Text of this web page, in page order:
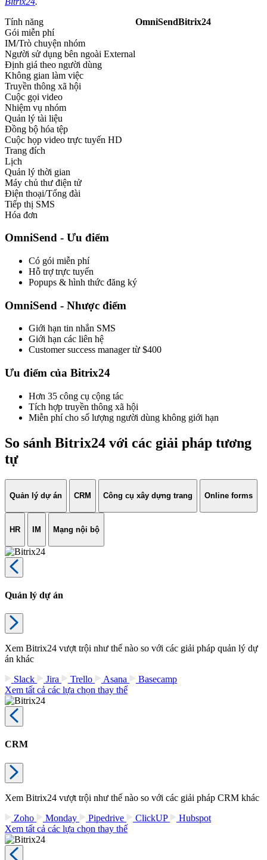
Tính năng
OmniSendBitrix24
Gói miễn phí
IM/Trò chuyện nhóm
Người sử dụng bên ngoài External
Định giá theo người dùng
Không gian làm việc
Truyền thông xã hội
Cuộc gọi video
Nhiệm vụ nhóm
Quản lý tài liệu
Đồng bộ hóa tệp
Cuộc họp video trực tuyến HD
Trang đích
Lịch
Quản lý thời gian
Máy chủ thư điện tử
Điện thoại/Tổng đài
Tiếp thị SMS
Hóa đơn
OmniSend - Ưu điểm
Có gói miễn phí
Hỗ trợ trực tuyến
Popups & hình thức đăng ký
OmniSend - Nhược điểm
Giới hạn tin nhắn SMS
Giới hạn các liên hệ
Customer success manager từ $400
Ưu điểm của Bitrix24
Hơn 35 công cụ cộng tác
Tích hợp truyền thông xã hội
Miễn phí cho số lượng người dùng không giới hạn
So sánh Bitrix24 với các giải pháp tương
tự
Quản lý dự án CRM Công cụ xây dựng trang Online forms
HR IM Mạng nội bộ
Quản lý dự án
Xem Bitrix24 vượt trội như thế nào so với các giải pháp quản lý dự
án khác
Slack
Jira Trello Asana
Basecamp
Xem tất cả các lựa chọn thay thế
CRM
Xem Bitrix24 vượt trội như thế nào so với các giải pháp CRM khác
Zoho
Monday Pipedrive ClickUP
Hubspot
Xem tất cả các lựa chọn thay thế